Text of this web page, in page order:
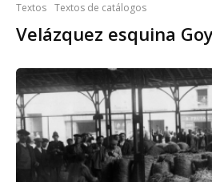
Textos Textos de catálogos
Velázquez esquina